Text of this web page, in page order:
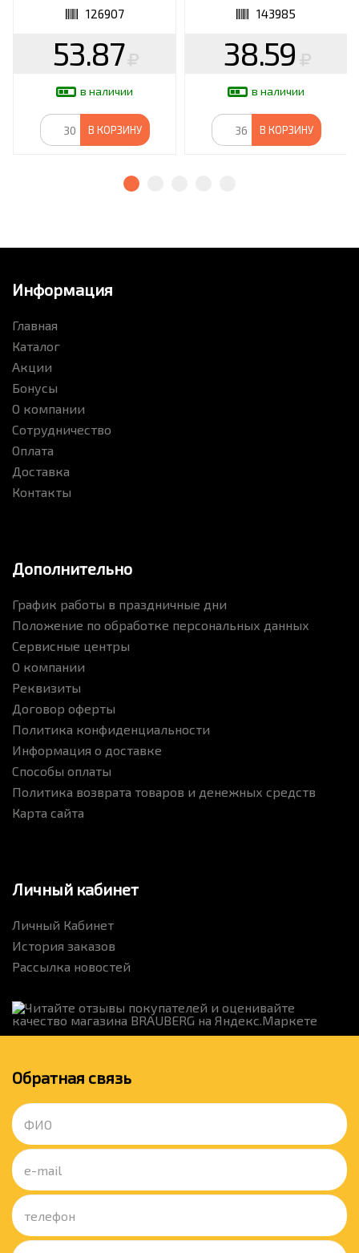
126907
53.87
в наличии
В КОРЗИНУ
143985
38.59
в наличии
В КОРЗИНУ
Информация
Главная
Каталог
Акции
Бонусы
О компании
Сотрудничество
Оплата
Доставка
Контакты
Дополнительно
График работы в праздничные дни
Положение по обработке персональных данных
Сервисные центры
О компании
Реквизиты
Договор оферты
Политика конфиденциальности
Информация о доставке
Способы оплаты
Политика возврата товаров и денежных средств
Карта сайта
Личный кабинет
Личный Кабинет
История заказов
Рассылка новостей
Обратная связь